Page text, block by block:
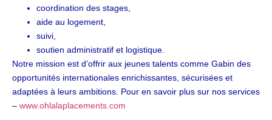
coordination des stages,
aide au logement,
suivi,
soutien administratif et logistique.
Notre mission est d’offrir aux jeunes talents comme Gabin des
opportunités internationales enrichissantes, sécurisées et
adaptées à leurs ambitions. Pour en savoir plus sur nos services
– www.ohlalaplacements.com